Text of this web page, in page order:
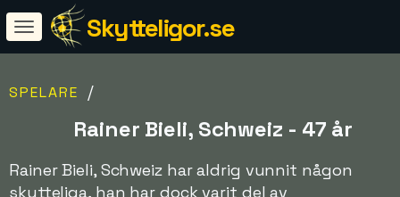
Skytteligor.se
SPELARE /
Rainer Bieli, Schweiz - 47 år
Rainer Bieli, Schweiz har aldrig vunnit någon
skytteliga, han har dock varit del av